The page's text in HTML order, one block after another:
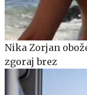
Nika Zorjan
zgoraj brez